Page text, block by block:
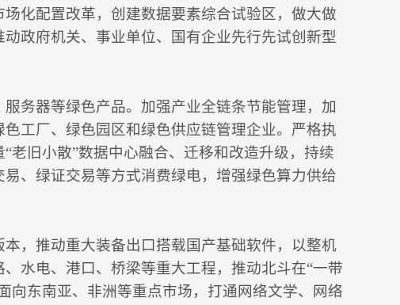
化配置改革，创建数据要素综合试验区，做大做
政府机关、事业单位、国有企业先行先试创新型
务器等绿色产品。加强产业全链条节能管理，加
工厂、绿色园区和绿色供应链管理企业。严格执
老旧小散”数据中心融合、迁移和改造升级，持续
、绿证交易等方式消费绿电，增强绿色算力供给
，推动重大装备出口搭载国产基础软件，以整机
水电、港口、桥梁等重大工程，推动北斗在“一带
向东南亚、非洲等重点市场，打通网络文学、网络